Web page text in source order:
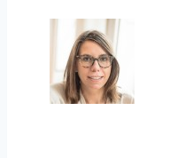
publication :